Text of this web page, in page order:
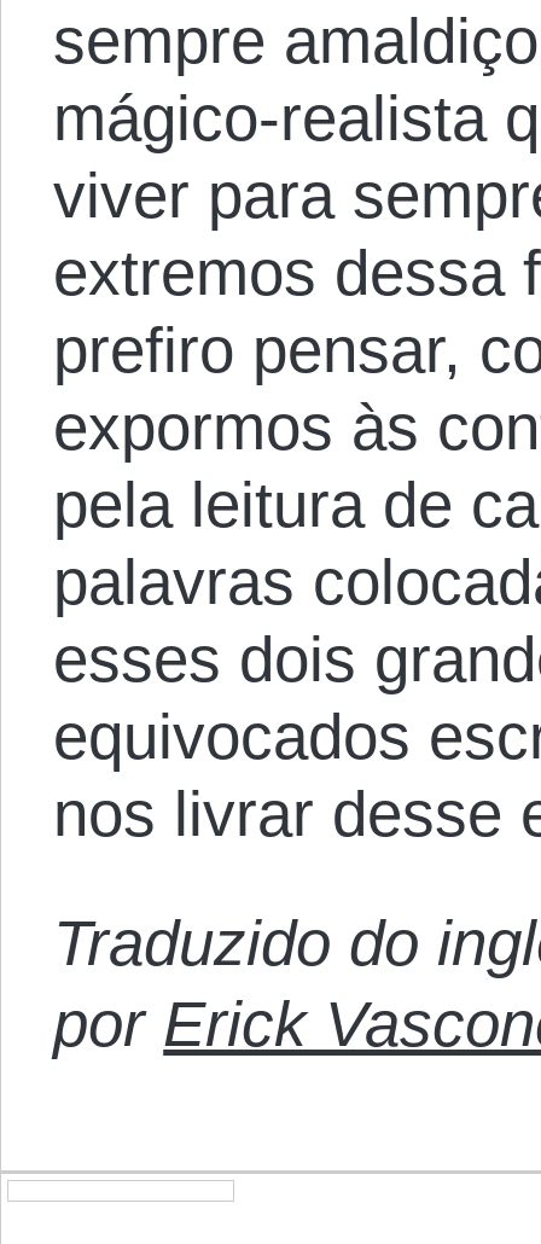
sempre
mágico-realista
viver para
extremos dessa
prefiro pensar,
expormos às
pela leitura de
palavras
esses dois
equivocados
nos livrar desse
Traduzido do
por Erick